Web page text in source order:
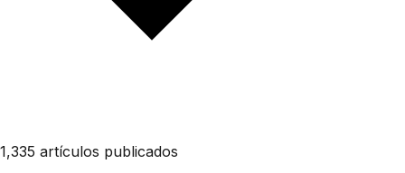
1,335 artículos publicados